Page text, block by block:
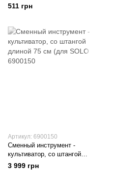
511 грн
Артикул: 6900150
Сменный инструмент -
культиватор, со штангой
длиной 75 см (для SOLO
3 999 грн